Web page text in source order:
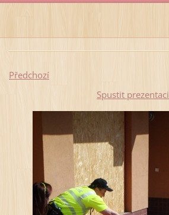
Předchozí
Spustit prezentaci